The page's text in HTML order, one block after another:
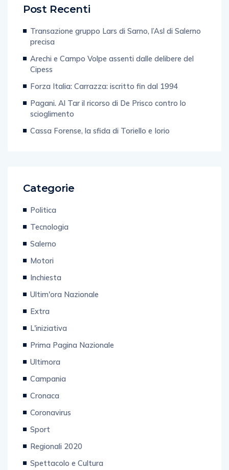
Post Recenti
Transazione gruppo Lars di Sarno, l’Asl di Salerno
precisa
Arechi e Campo Volpe assenti dalle delibere del
Cipess
Forza Italia: Carrazza: iscritto fin dal 1994
Pagani. Al Tar il ricorso di De Prisco contro lo
scioglimento
Cassa Forense, la sfida di Toriello e Iorio
Categorie
Politica
Tecnologia
Salerno
Motori
Inchiesta
Ultim'ora Nazionale
Extra
L'iniziativa
Prima Pagina Nazionale
Ultimora
Campania
Cronaca
Coronavirus
Sport
Regionali 2020
Spettacolo e Cultura